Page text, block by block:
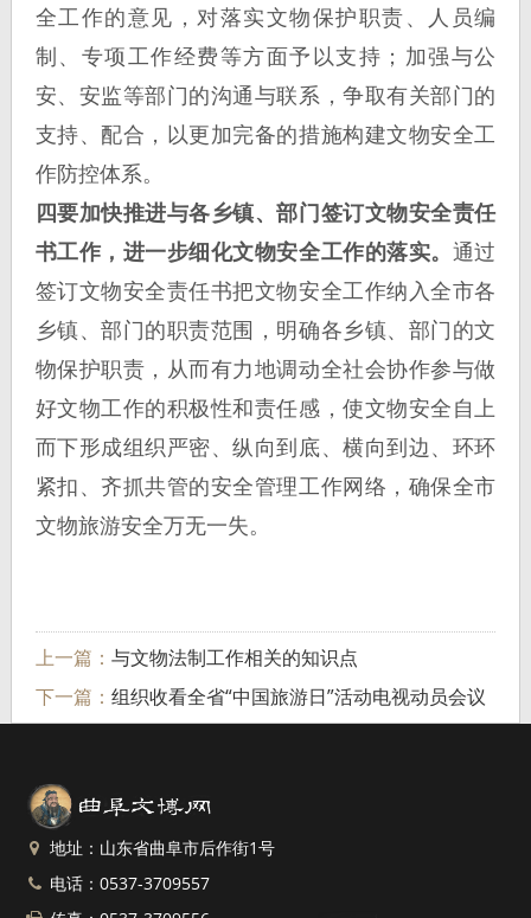
全工作的意见，对落实文物保护职责、人员编
制、专项工作经费等方面予以支持；加强与公
安、安监等部门的沟通与联系，争取有关部门的
支持、配合，以更加完备的措施构建文物安全工
作防控体系。
四要加快推进与各乡镇、部门签订文物安全责任
书工作，进一步细化文物安全工作的落实。 通过
签订文物安全责任书把文物安全工作纳入全市各
乡镇、部门的职责范围，明确各乡镇、部门的文
物保护职责，从而有力地调动全社会协作参与做
好文物工作的积极性和责任感，使文物安全自上
而下形成组织严密、纵向到底、横向到边、环环
紧扣、齐抓共管的安全管理工作网络，确保全市
文物旅游安全万无一失。
上一篇： 与文物法制工作相关的知识点
下一篇： 组织收看全省“中国旅游日”活动电视动员会议
地址：山东省曲阜市后作街1号
电话：0537-3709557